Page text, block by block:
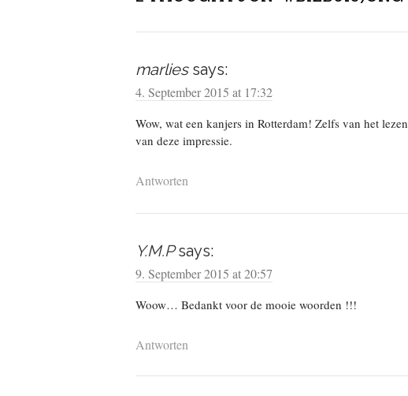
marlies says:
4. September 2015 at 17:32
Wow, wat een kanjers in Rotterdam! Zelfs van het
van deze impressie.
Antworten
Y.M.P says:
9. September 2015 at 20:57
Woow… Bedankt voor de mooie woorden !!!
Antworten